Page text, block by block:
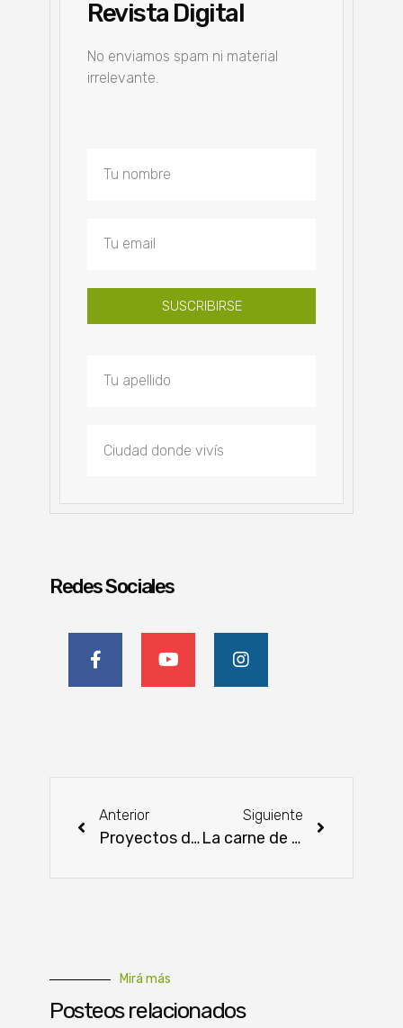
Revista Digital
No enviamos spam ni material
irrelevante.
SUSCRIBIRSE
Redes Sociales
Anterior
Proyectos de ley apuntan a optimizar el servicio y organización del Estado
Siguiente
La carne de cerdo llega a las mesas escolares a partir de este año
Mirá más
Posteos relacionados